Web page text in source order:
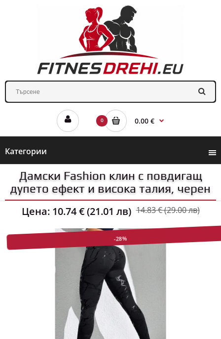
0 0.00 €
Категории
Дамски Fashion клин с повдигащ
дупето ефект и висока талия, черен
Цена: 10.74 € (21.01 лв) 14.83 € (29.00 лв)